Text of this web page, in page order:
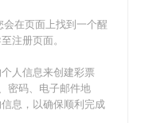
会在页面上找到一个醒
注册页面。
人信息来创建彩票
密码、电子邮件地
息，以确保顺利完成